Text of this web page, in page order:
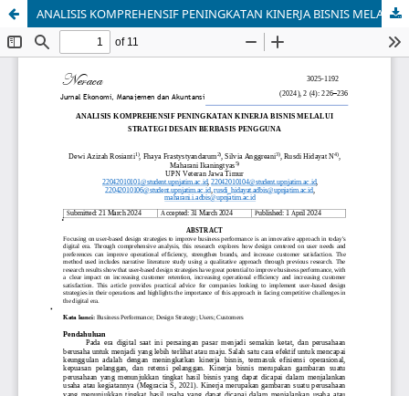
ANALISIS KOMPREHENSIF PENINGKATAN KINERJA BISNIS MELALUI STRATEGI DESAIN BERBASIS PENGGUNA